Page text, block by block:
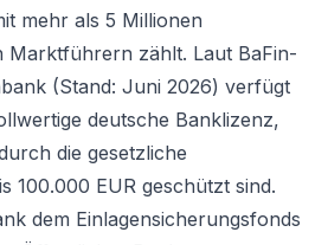
mehr als 5 Millionen
Marktführern zählt. Laut BaFin-
(Stand: Juni 2026) verfügt
deutsche Banklizenz,
die gesetzliche
100.000 EUR geschützt sind.
dem Einlagensicherungsfonds